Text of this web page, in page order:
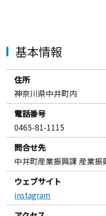
基本情報
住所
神奈川県中井町内
電話番号
0465-81-1115
問合せ先
中井町産業振興課 産業振
ウェブサイト
instagram